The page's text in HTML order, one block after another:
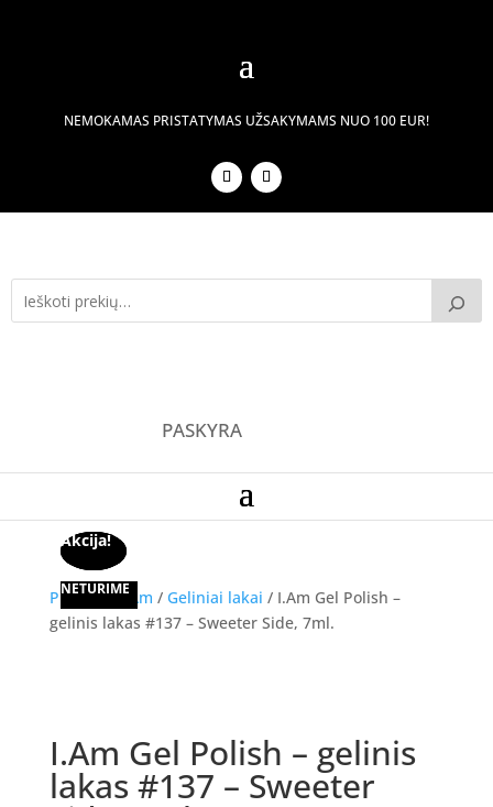
NEMOKAMAS PRISTATYMAS UŽSAKYMAMS NUO 100 EUR!
PASKYRA
Pradžia/I.Am / Geliniai lakai / I.Am Gel Polish –
gelinis lakas #137 – Sweeter Side, 7ml.
I.Am Gel Polish – gelinis
lakas #137 – Sweeter
Akcija!
Akcija!
Akcija!
NETURIME